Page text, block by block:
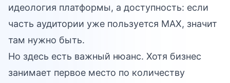
идеология платформы, а доступность: если
часть аудитории уже пользуется MAX, значит
там нужно быть.
Но здесь есть важный нюанс. Хотя бизнес
занимает первое место по количеству